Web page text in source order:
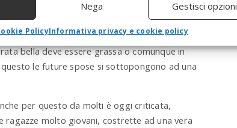
Nega Gestisci opzioni
PolicyInformativa privacy e cookie policy
il concetto di magrezza e bellezza
bella deve essere grassa o comunque in
le future spose si sottopongono ad una
per questo da molti è oggi criticata,
ragazze molto giovani, costrette ad una vera
c
h
n